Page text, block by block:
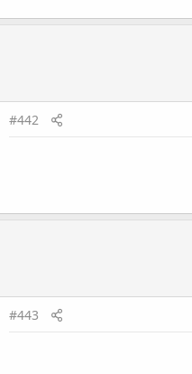
#442
#443